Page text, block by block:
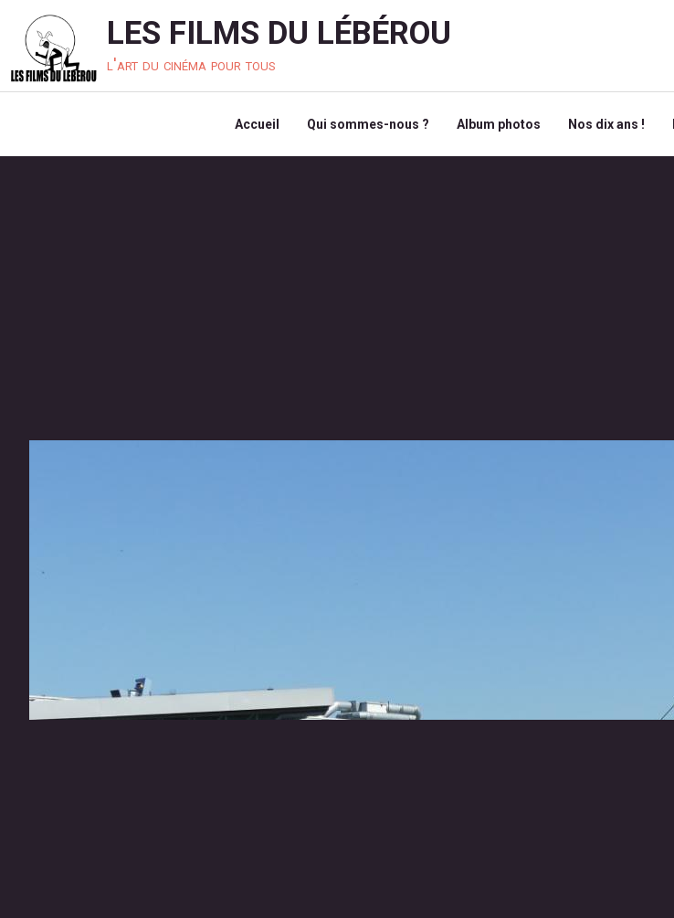
LES FILMS DU LÉBÉROU
l'art du cinéma pour tous
Accueil Qui sommes-nous ? Album photos Nos dix ans !